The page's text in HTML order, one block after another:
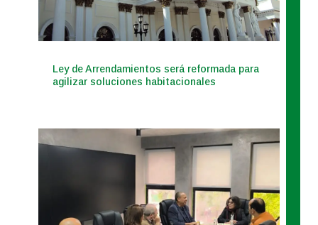
Ley de Arrendamientos será reformada para
agilizar soluciones habitacionales